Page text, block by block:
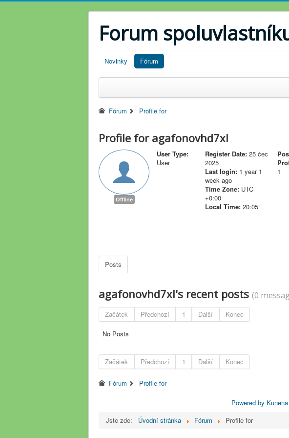
Forum
Novinky Fórum
Fórum Profile for
Profile for agafonovhd7xl
Offline
User Type:
User
Register Date: 25 čec
2025
Last login: 1 year 1
week ago
Time Zone: UTC
+0:00
Local Time: 20:05
1
Posts
agafonovhd7xl's recent posts (0
Začátek Předchozí 1 Další Konec
No Posts
Začátek Předchozí 1 Další Konec
Fórum Profile for
Powered by
Jste zde:
Úvodní stránka Fórum Profile for